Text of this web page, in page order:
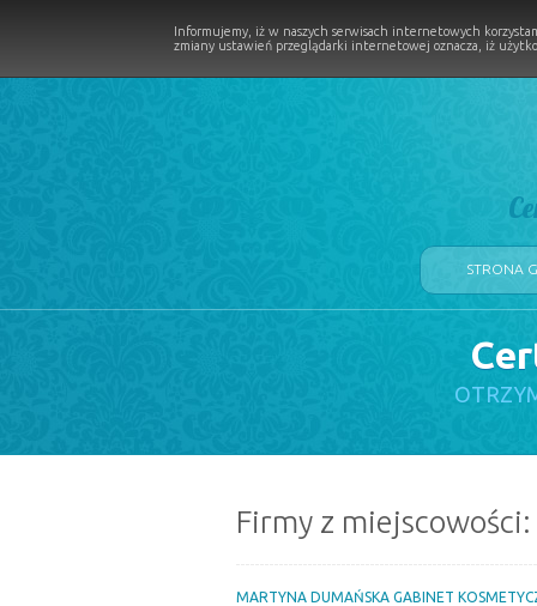
STRONA
Firmy z
MARTYNA DUMAŃSKA GABINET
Informujemy, iż w naszych serwisach internetowych
zmiany ustawień przeglądarki internetowej oznacza, iż